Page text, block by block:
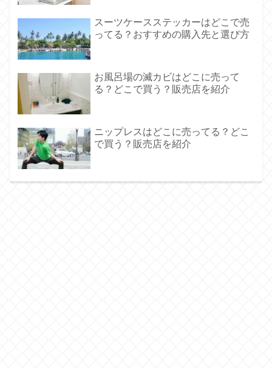
スーツケースステッカーはどこで売
ってる？おすすめの購入先と選び方
お風呂場の滅カビはどこに売って
る？どこで買う？販売店を紹介
ニップレスはどこに売ってる？どこ
で買う？販売店を紹介